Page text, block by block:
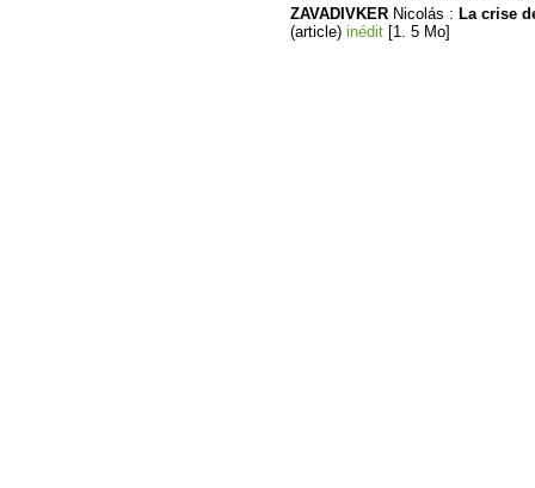
ZAVADIVKER Nicolás : La crise
(article) inédit [1. 5 Mo]